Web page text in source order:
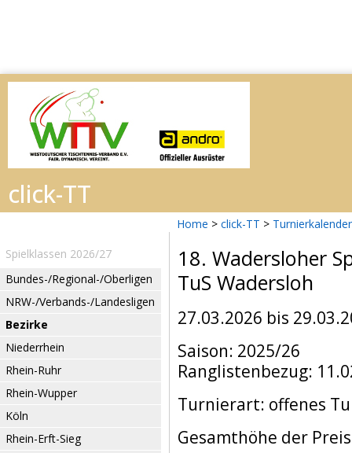
Home > click-TT > Turnierkalender
Spielklassen 2026/27
Bundes-/Regional-/Oberligen
NRW-/Verbands-/Landesligen
Bezirke
Niederrhein
Rhein-Ruhr
Rhein-Wupper
Köln
Rhein-Erft-Sieg
18. Wadersloher
TuS Wadersloh
27.03.2026 bis
Saison: 2025/26
Ranglistenbezug:
Turnierart: offenes
Gesamthöhe der